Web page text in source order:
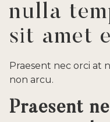
nulla
sit amet
Praesent nec orci at
non arcu.
Praesent